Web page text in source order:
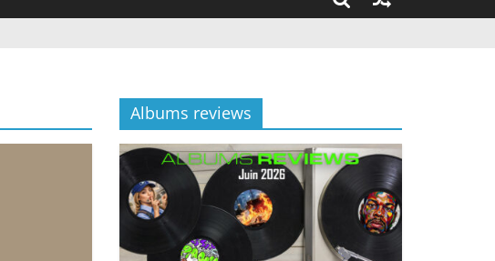
Albums reviews